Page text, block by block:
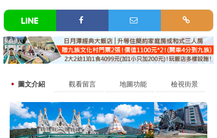
圖文介紹 觀看留言 地圖功能 檢視街景